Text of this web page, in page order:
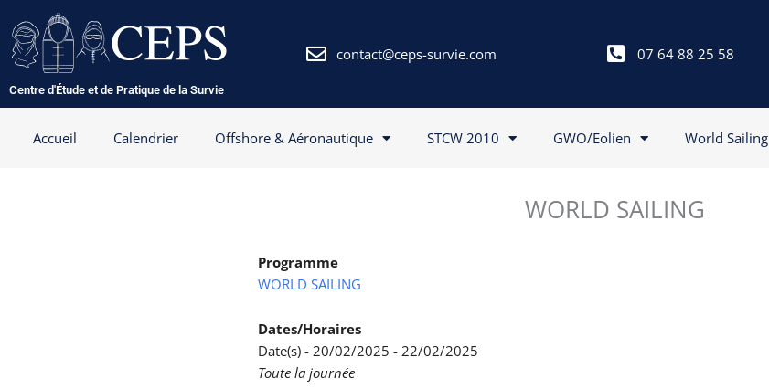
au
contenu
Centre d'Étude et de Pratique de la Survie
contact@ceps-survie.com 07 64 88 25 58
Accueil Calendrier Offshore & Aéronautique STCW 2010 GWO/Eolien World Sailing
WORLD SAILING
Programme
WORLD SAILING
Dates/Horaires
Date(s) - 20/02/2025 - 22/02/2025
Toute la journée